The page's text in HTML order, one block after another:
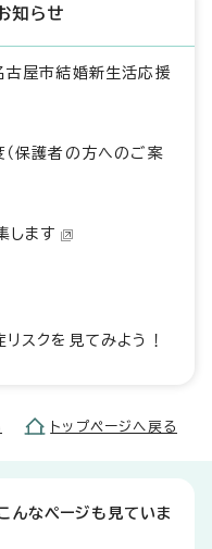
知らせ
屋市結婚新生活応援
保護者の方へのご案
します
スクを見てみよう！
トップページへ戻る
んなページも見ていま